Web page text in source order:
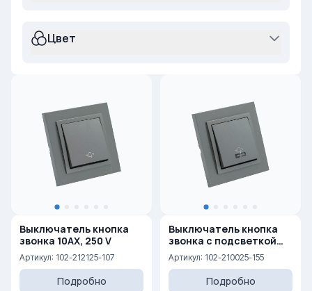
Цвет
Выключатель кнопка
звонка 10AX, 250 V
Артикул: 102-212125-107
Подробно
Выключатель кнопка
звонка с подсветкой
10AX, 250 V
Артикул: 102-210025-155
Подробно